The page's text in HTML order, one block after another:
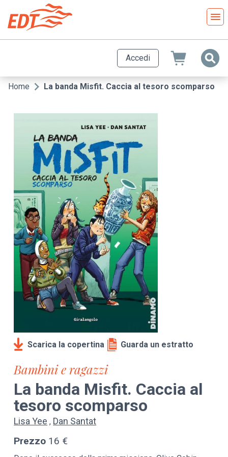
contenuto
principale
Accedi
Briciole
Home La banda Misfit. Caccia al tesoro scomparso
Scarica la copertina Guarda un estratto
Bambini e ragazzi
La banda Misfit. Caccia al
tesoro scomparso
Lisa Yee Dan Santat
Prezzo 16 €